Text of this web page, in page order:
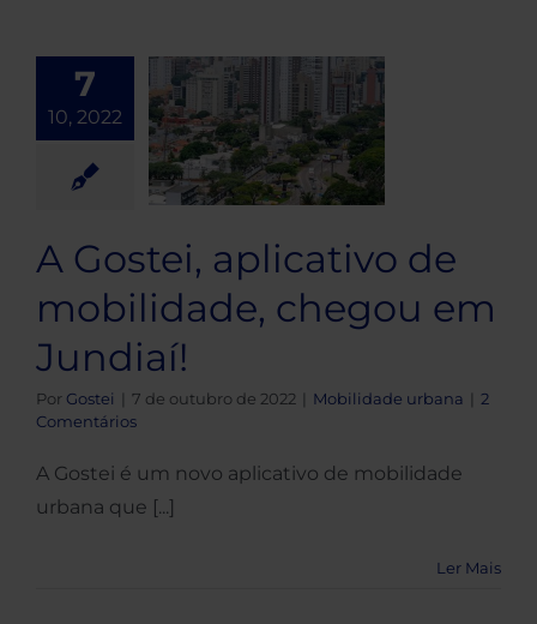
7
10, 2022
de
em
urbana
A Gostei, aplicativo de
mobilidade, chegou em
Jundiaí!
Por Gostei | 7 de outubro de 2022 | Mobilidade urbana | 2
Comentários
A Gostei é um novo aplicativo de mobilidade
urbana que [...]
Ler Mais